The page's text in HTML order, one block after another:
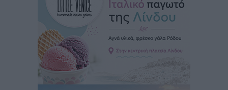
Δημόσιας Υγείας στη Νησιωτική Ελλάδα και στα
Νοσοκομεία της Γ΄ Ζώνης
Τοπικές Ειδήσεις πριν 7 ώρες
Πάνθηρες: Ξεκίνησαν αισιόδοξοι για την παρθενική
“πτήση” τους
Αθλητικά πριν 7 ώρες